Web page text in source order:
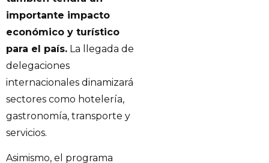
importante impacto
económico y turístico
para el país. La llegada de
delegaciones
internacionales dinamizará
sectores como hotelería,
gastronomía, transporte y
servicios.
Asimismo, el programa